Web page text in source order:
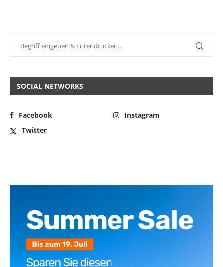
SOCIAL NETWORKS
Facebook
Instagram
Twitter